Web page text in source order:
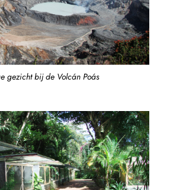
gezicht bij de Volcán Poás